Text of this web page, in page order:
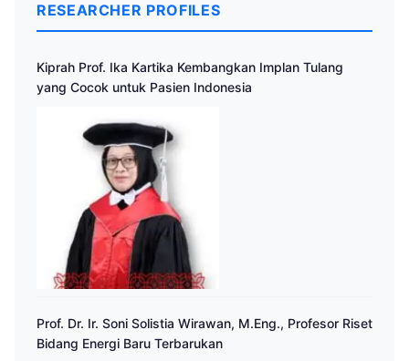
RESEARCHER PROFILES
Kiprah Prof. Ika Kartika Kembangkan Implan Tulang
yang Cocok untuk Pasien Indonesia
Prof. Dr. Ir. Soni Solistia Wirawan, M.Eng., Profesor Riset
Bidang Energi Baru Terbarukan